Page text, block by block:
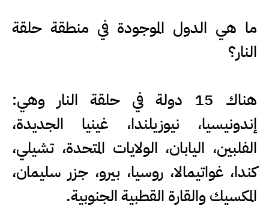
ما هي الدول الموجودة في منطقة حلقة
النار؟
هناك 15 دولة في حلقة النار وهي:
إندونيسيا، نيوزيلندا، غينيا الجديدة،
الفلبين، اليابان، الولايات المتحدة، تشيلي،
كندا، غواتيمالا، روسيا، بيرو، جزر سليمان،
المكسيك والقارة القطبية الجنوبية.